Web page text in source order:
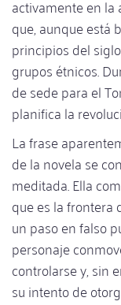
activamente en
que, aunque está
principios del
grupos étnicos.
de sede para el
planifica la
La frase
de la novela se
meditada. Ella
que es la
un paso en falso
personaje
controlarse y, sin
su intento de